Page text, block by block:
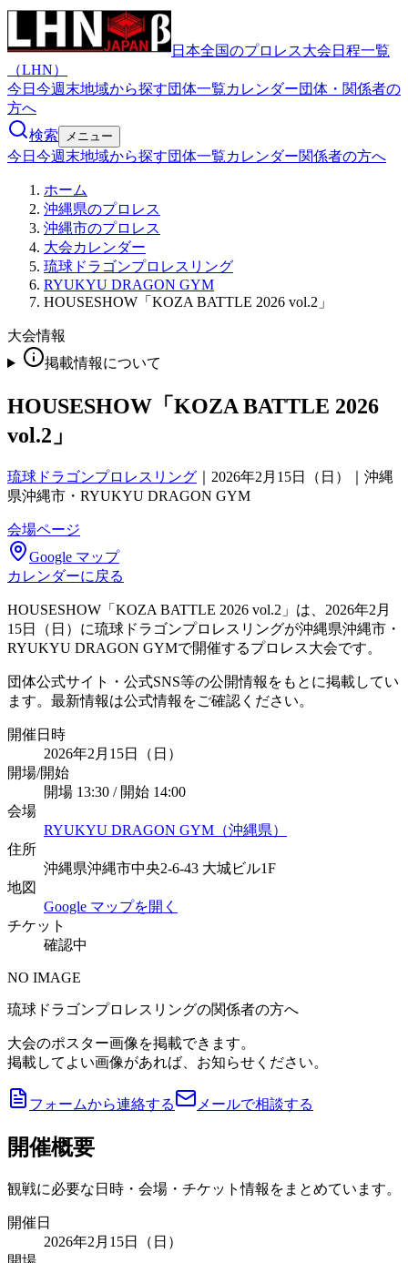
日本全国のプロレス大会日程一覧
（LHN）
今日 今週末地域から探す団体一覧カレンダー団体・関係者の
方へ
検索
メニュー
今日 今週末地域から探す団体一覧カレンダー関係者の方へ
ホーム
沖縄県のプロレス
沖縄市のプロレス
大会カレンダー
琉球ドラゴンプロレスリング
RYUKYU DRAGON GYM
HOUSESHOW「KOZA BATTLE 2026 vol.2」
大会情報
掲載情報について
HOUSESHOW「KOZA BATTLE 2026
vol.2」
琉球ドラゴンプロレスリング
2026年2月15日（日）｜沖縄
県沖縄市・RYUKYU DRAGON GYM
会場ページ
Google マップ
カレンダーに戻る
HOUSESHOW「KOZA BATTLE 2026 vol.2」は、2026年2月
15日（日）に琉球ドラゴンプロレスリングが沖縄県沖縄市・
RYUKYU DRAGON GYMで開催するプロレス大会です。
団体公式サイト・公式SNS等の公開情報をもとに掲載してい
ます。最新情報は公式情報をご確認ください。
開催日時
2026年2月15日（日）
開場/開始
開場 13:30 / 開始 14:00
会場
RYUKYU DRAGON GYM（沖縄県）
住所
沖縄県沖縄市中央2-6-43 大城ビル1F
地図
Google マップを開く
チケット
確認中
NO IMAGE
琉球ドラゴンプロレスリングの関係者の方へ
大会のポスター画像を掲載できます。
掲載してよい画像があれば、お知らせください。
フォームから連絡する メールで相談する
開催概要
観戦に必要な日時・会場・チケット情報をまとめています。
開催日
2026年2月15日（日）